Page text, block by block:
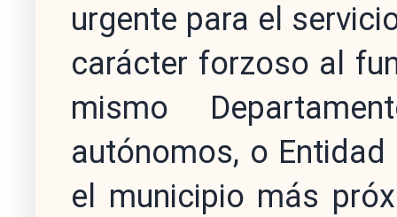
urgente para el
carácter forzoso al
mismo
autónomos, o
el municipio más